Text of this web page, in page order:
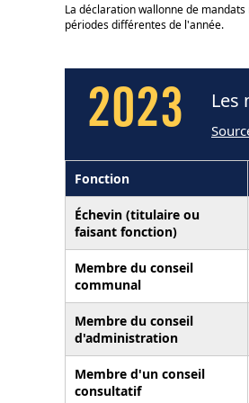
La déclaration wallonne de
périodes différentes de l'année.
2023 Les
Fonction
Échevin (titulaire ou
faisant fonction)
Membre du conseil
communal
Membre du conseil
d'administration
Membre d'un conseil
consultatif